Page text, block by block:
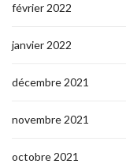
février 2022
janvier 2022
décembre 2021
novembre 2021
octobre 2021